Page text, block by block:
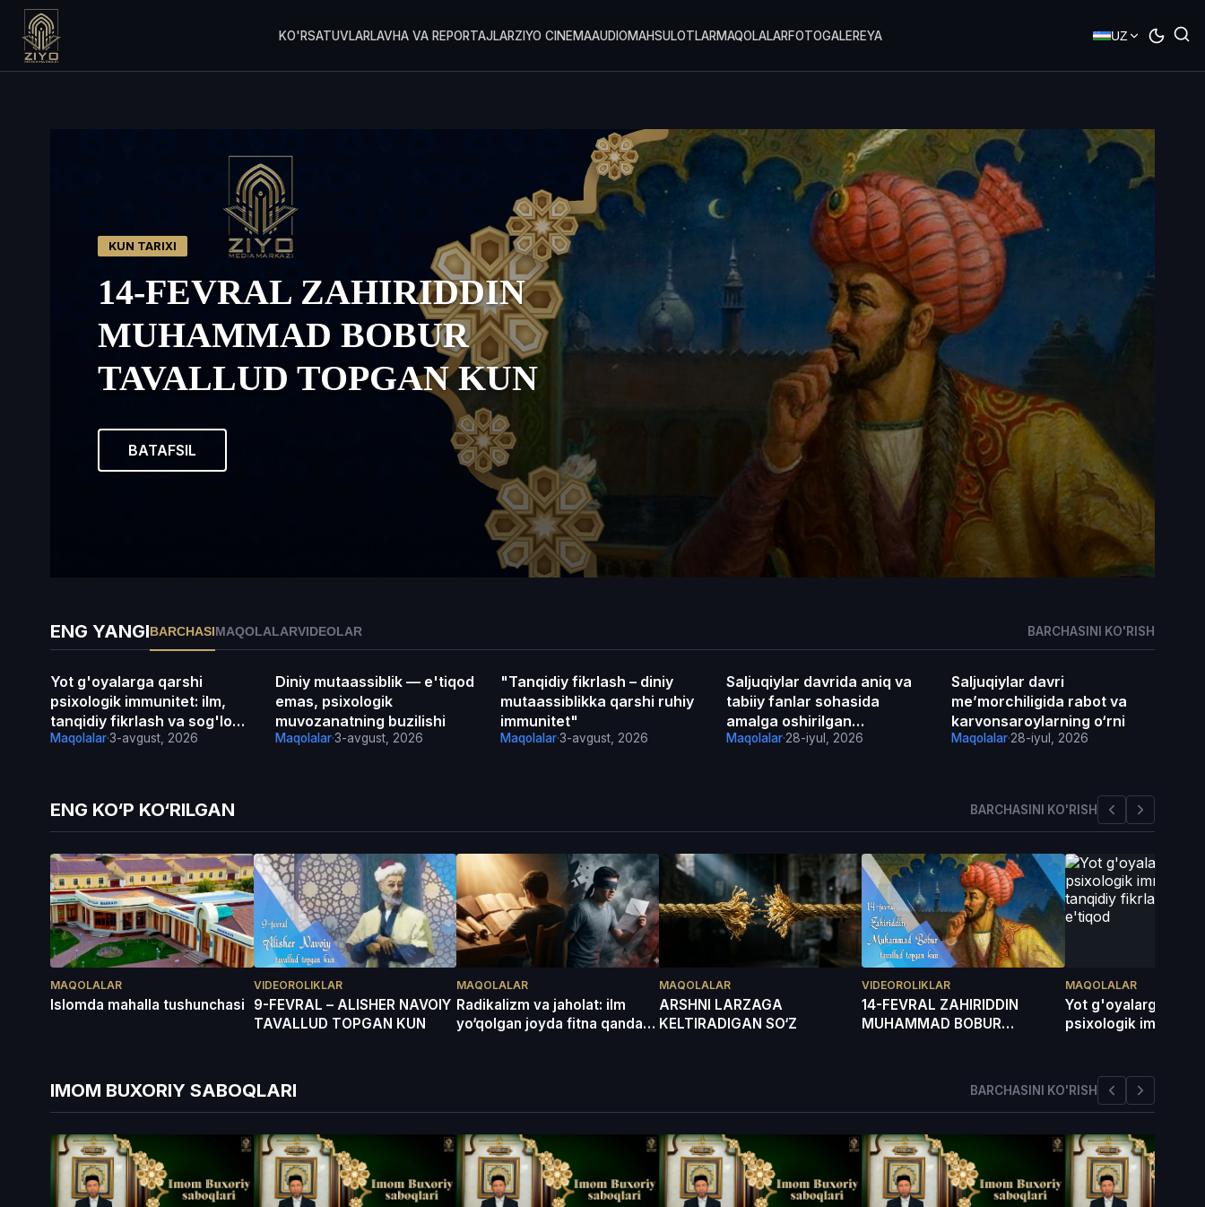
KO'RSATUVLARLAVHA VA REPORTAJLARZIYO CINEMAAUDIOMAHSULOTLARMAQOLALARFOTOGALEREYA UZ
KUN TARIXI
14-FEVRAL ZAHIRIDDIN
MUHAMMAD BOBUR
TAVALLUD TOPGAN KUN
BATAFSIL
ENG YANGIBARCHASIMAQOLALARVIDEOLAR BARCHASINI KO'RISH
Maqolalar
Yot g'oyalarga qarshi
psixologik immunitet: ilm,
tanqidiy fikrlash va sog'lom
e'tiqod
Maqolalar·3-avgust, 2026
Maqolalar
Diniy mutaassiblik — e'tiqod
emas, psixologik
muvozanatning buzilishi
Maqolalar·3-avgust, 2026
Maqolalar
"Tanqidiy fikrlash – diniy
mutaassiblikka qarshi ruhiy
immunitet"
Maqolalar·3-avgust, 2026
Maqolalar
Saljuqiylar davrida aniq va
tabiiy fanlar sohasida
amalga oshirilgan
olamshumul kashfiyotlar
Maqolalar·28-iyul, 2026
Maqolalar
Saljuqiylar davri
meʼmorchiligida rabot va
karvonsaroylarning o‘rni
Maqolalar·28-iyul, 2026
ENG KO‘P KO‘RILGAN BARCHASINI KO'RISH
MAQOLALAR
Islomda mahalla tushunchasi
VIDEOROLIKLAR
9-FEVRAL – ALISHER NAVOIY
TAVALLUD TOPGAN KUN
MAQOLALAR
Radikalizm va jaholat: ilm
yo‘qolgan joyda fitna qanday
MAQOLALAR
ARSHNI LARZAGA
KELTIRADIGAN SO‘Z
VIDEOROLIKLAR
14-FEVRAL ZAHIRIDDIN
MUHAMMAD BOBUR
MAQOLALAR
Yot g'oyalarga
psixologik
IMOM BUXORIY SABOQLARI BARCHASINI KO'RISH